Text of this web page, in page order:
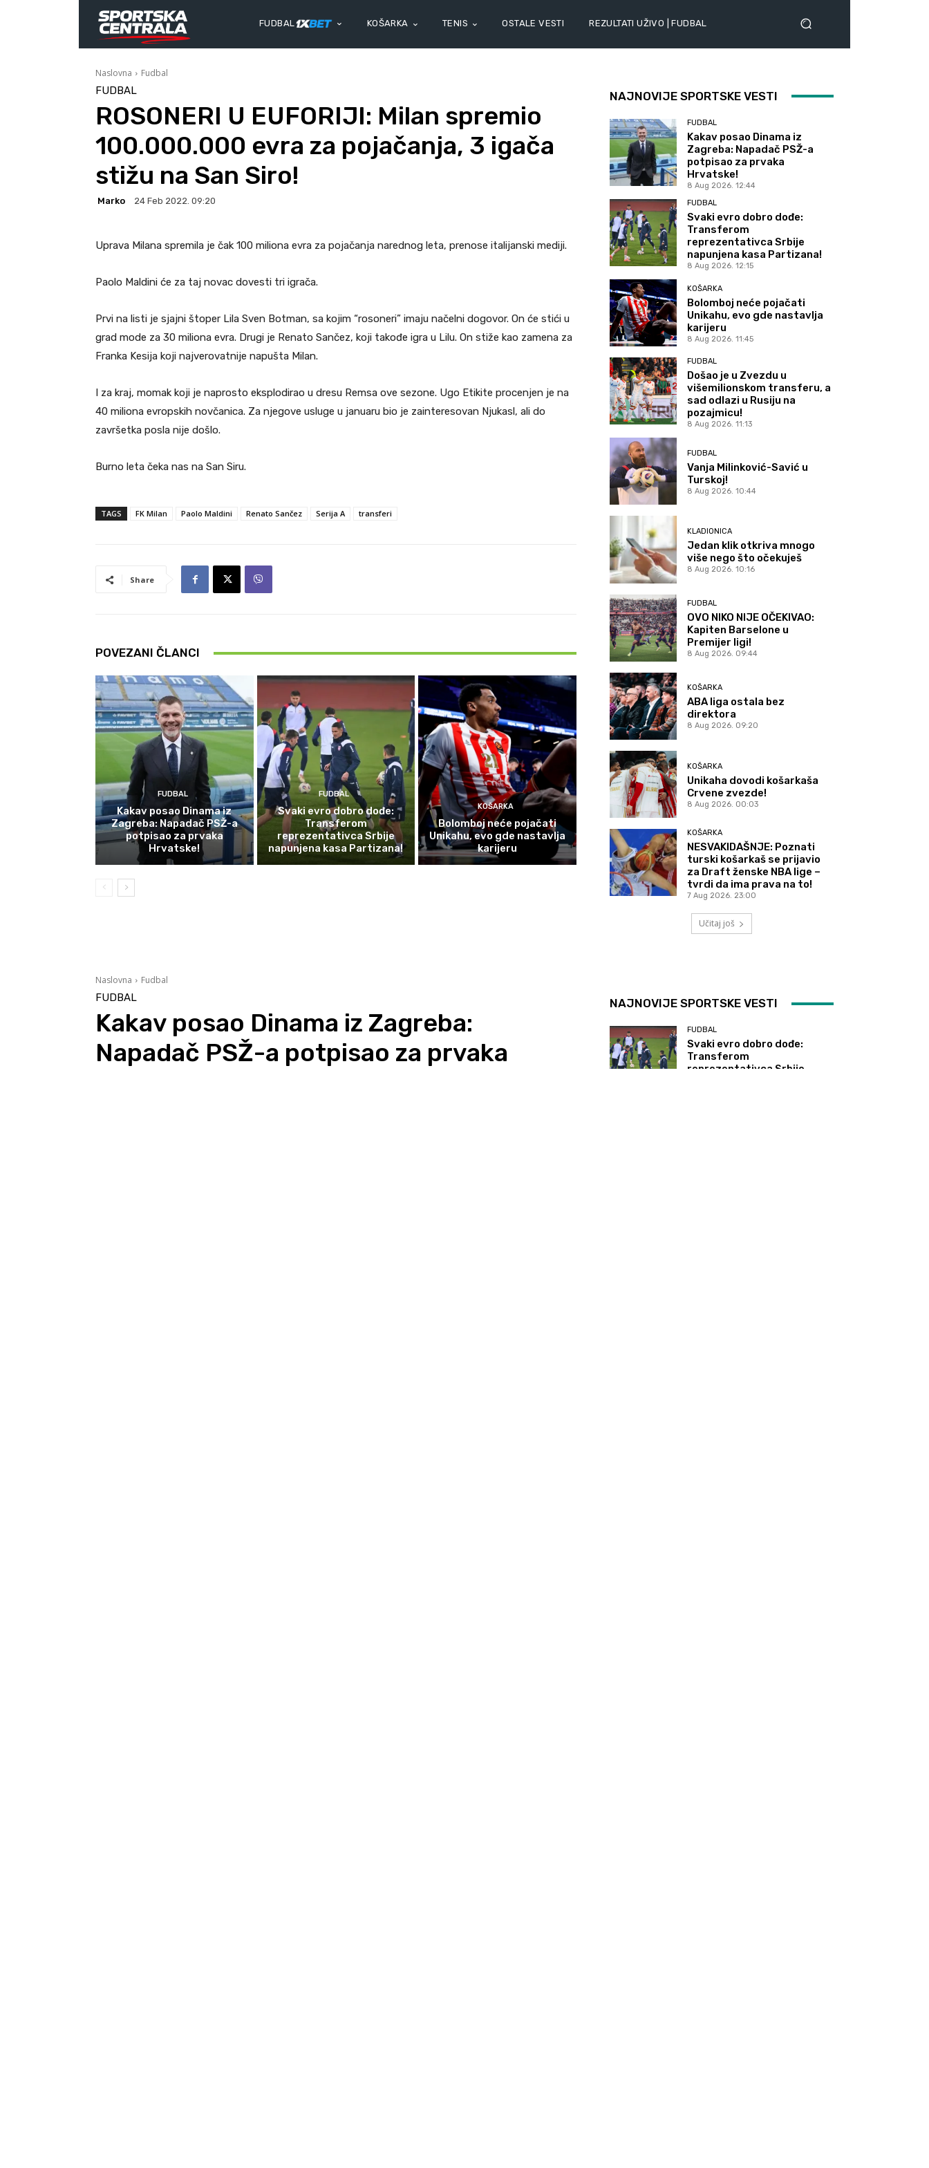
FUDBAL KOŠARKA TENIS OSTALE VESTI REZULTATI UŽIVO | FUDBAL
Naslovna Fudbal
FUDBAL
ROSONERI U EUFORIJI: Milan spremio
100.000.000 evra za pojačanja, 3 igača
stižu na San Siro!
Marko 24 Feb 2022. 09:20
Uprava Milana spremila je čak 100 miliona evra za pojačanja narednog leta, prenose italijanski mediji.
Paolo Maldini će za taj novac dovesti tri igrača.
Prvi na listi je sjajni štoper Lila Sven Botman, sa kojim “rosoneri” imaju načelni dogovor. On će stići u
grad mode za 30 miliona evra. Drugi je Renato Sančez, koji takođe igra u Lilu. On stiže kao zamena za
Franka Kesija koji najverovatnije napušta Milan.
I za kraj, momak koji je naprosto eksplodirao u dresu Remsa ove sezone. Ugo Etikite procenjen je na
40 miliona evropskih novčanica. Za njegove usluge u januaru bio je zainteresovan Njukasl, ali do
završetka posla nije došlo.
Burno leta čeka nas na San Siru.
TAGS FK Milan Paolo Maldini Renato Sančez Serija A transferi
Share
POVEZANI ČLANCI
FUDBAL
Kakav posao Dinama iz
Zagreba: Napadač PSŽ-a
potpisao za prvaka
Hrvatske!
FUDBAL
Svaki evro dobro dođe:
Transferom
reprezentativca Srbije
napunjena kasa Partizana!
KOŠARKA
Bolomboj neće pojačati
Unikahu, evo gde nastavlja
karijeru
NAJNOVIJE SPORTSKE VESTI
FUDBAL
Kakav posao Dinama iz
Zagreba: Napadač PSŽ-a
potpisao za prvaka
Hrvatske!
8 Aug 2026. 12:44
FUDBAL
Svaki evro dobro dođe:
Transferom
reprezentativca Srbije
napunjena kasa Partizana!
8 Aug 2026. 12:15
KOŠARKA
Bolomboj neće pojačati
Unikahu, evo gde nastavlja
karijeru
8 Aug 2026. 11:45
FUDBAL
Došao je u Zvezdu u
višemilionskom transferu, a
sad odlazi u Rusiju na
pozajmicu!
8 Aug 2026. 11:13
FUDBAL
Vanja Milinković-Savić u
Turskoj!
8 Aug 2026. 10:44
KLADIONICA
Jedan klik otkriva mnogo
više nego što očekuješ
8 Aug 2026. 10:16
FUDBAL
OVO NIKO NIJE OČEKIVAO:
Kapiten Barselone u
Premijer ligi!
8 Aug 2026. 09:44
KOŠARKA
ABA liga ostala bez
direktora
8 Aug 2026. 09:20
KOŠARKA
Unikaha dovodi košarkaša
Crvene zvezde!
8 Aug 2026. 00:03
KOŠARKA
NESVAKIDAŠNJE: Poznati
turski košarkaš se prijavio
za Draft ženske NBA lige –
tvrdi da ima prava na to!
7 Aug 2026. 23:00
Učitaj još